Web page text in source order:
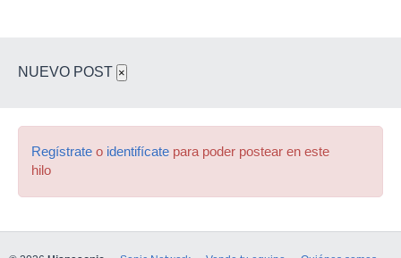
NUEVO POST ×
Regístrate o identifícate para poder postear en este
hilo